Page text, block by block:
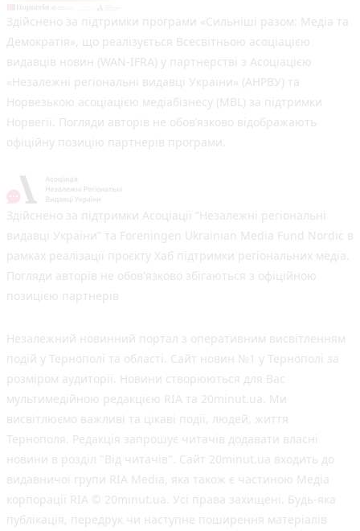
Здійснено за підтримки програми «Сильніші разом: Медіа та
Демократія», що реалізується Всесвітньою асоціацією
видавців новин (WAN-IFRA) у партнерстві з Асоціацією
«Незалежні регіональні видавці України» (АНРВУ) та
Норвезькою асоціацією медіабізнесу (MBL) за підтримки
Норвегії. Погляди авторів не обов’язково відображають
офіційну позицію партнерів програми.
Здійснено за підтримки Асоціації “Незалежні регіональні
видавці України” та Foreningen Ukrainian Media Fund Nordic в
рамках реалізації проєкту Хаб підтримки регіональних медіа.
Погляди авторів не обов'язково збігаються з офіційною
позицією партнерів
Незалежний новинний портал з оперативним висвітленням
подій у Тернополі та області. Сайт новин №1 у Тернополі за
розміром аудиторії. Новини створюються для Вас
мультимедійною редакцією RIA та 20minut.ua. Ми
висвітлюємо важливі та цікаві події, людей, життя
Тернополя. Редакція запрошує читачів додавати власні
новини в розділ "Від читачів". Сайт 20minut.ua входить до
видавничої групи RIA Media, яка також є частиною Медіа
корпорації RIA © 20minut.ua. Усі права захищені. Будь-яка
публiкацiя, передрук чи наступне поширення матеріалів